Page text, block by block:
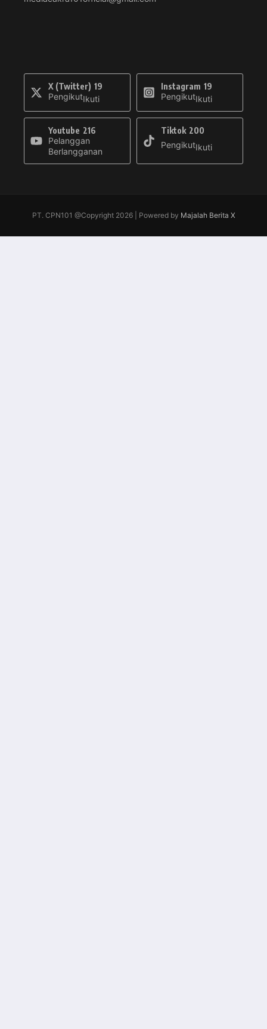
X (Twitter) 19
PengikutIkuti
Instagram 19
PengikutIkuti
Youtube 216
Pelanggan
Berlangganan
Tiktok 200
PengikutIkuti
PT. CPN101 @Copyright 2026 | Powered by Majalah Berita X